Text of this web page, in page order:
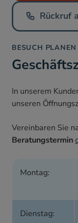
Rückruf anfordern
Rückruf
BESUCH PLANEN
In unserem
unseren
Vereinbaren Sie
Beratungstermin
Montag:
Dienstag: